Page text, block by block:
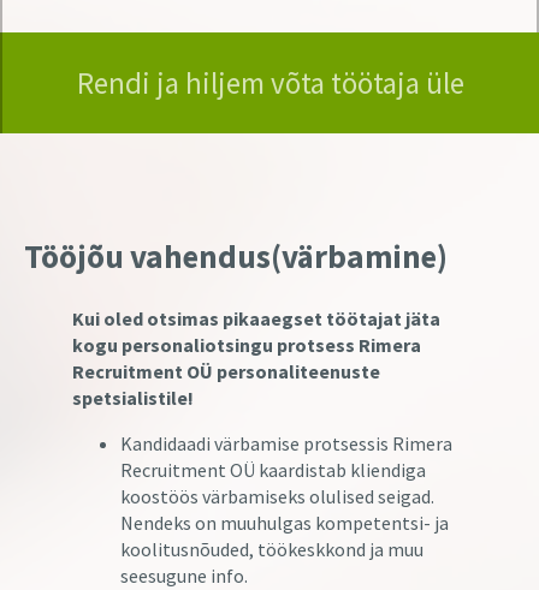
Rendi ja hiljem võta töötaja üle
Tööjõu vahendus(värbamine)
Kui oled otsimas pikaaegset töötajat jäta
kogu personaliotsingu protsess Rimera
Recruitment OÜ personaliteenuste
spetsialistile!
Kandidaadi värbamise protsessis Rimera
Recruitment OÜ kaardistab kliendiga
koostöös värbamiseks olulised seigad.
Nendeks on muuhulgas kompetentsi- ja
koolitusnõuded, töökeskkond ja muu
seesugune info.